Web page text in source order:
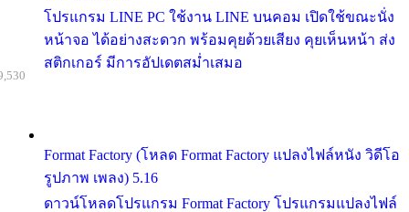
โปรแกรม LINE PC ใช้งาน LINE บนคอม เปิดใช้ขณะนั่ง
หน้าจอ ได้อย่างสะดวก พร้อมคุยด้วยเสียง คุยเห็นหน้า ส่ง
สติกเกอร์ มีการอัปเดตสม่ำเสมอ
Format Factory (โหลด Format Factory แปลงไฟล์หนัง วิดีโอ
รูปภาพ เพลง) 5.16
ดาวน์โหลดโปรแกรม Format Factory โปรแกรมแปลงไฟล์